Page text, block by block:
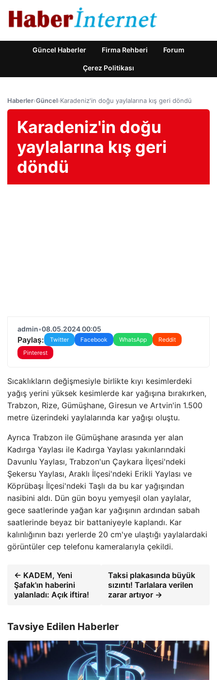
Güncel Haberler Firma Rehberi Forum
Çerez Politikası
Haberler›Güncel›Karadeniz'in doğu yaylalarına kış geri döndü
Karadeniz'in doğu
yaylalarına kış geri
döndü
admin•08.05.2024 00:05
Paylaş: Twitter Facebook WhatsApp
Reddit
Pinterest
Sıcaklıkların değişmesiyle birlikte kıyı kesimlerdeki
yağış yerini yüksek kesimlerde kar yağışına bırakırken,
Trabzon, Rize, Gümüşhane, Giresun ve Artvin'in 1.500
metre üzerindeki yaylalarında kar yağışı oluştu.
Ayrıca Trabzon ile Gümüşhane arasında yer alan
Kadırga Yaylası ile Kadırga Yaylası yakınlarındaki
Davunlu Yaylası, Trabzon'un Çaykara İlçesi'ndeki
Şekersu Yaylası, Araklı İlçesi'ndeki Erikli Yaylası ve
Köprübaşı İlçesi'ndeki Taşlı da bu kar yağışından
nasibini aldı. Dün gün boyu yemyeşil olan yaylalar,
gece saatlerinde yağan kar yağışının ardından sabah
saatlerinde beyaz bir battaniyeyle kaplandı. Kar
kalınlığının bazı yerlerde 20 cm'ye ulaştığı yaylalardaki
görüntüler cep telefonu kameralarıyla çekildi.
← KADEM, Yeni
Şafak'ın haberini
yalanladı: Açık iftira!
Taksi plakasında büyük
sızıntı! Tarlalara verilen
zarar artıyor →
Tavsiye Edilen Haberler